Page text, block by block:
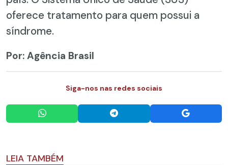
oferece tratamento para quem possui a
síndrome.
Por: Agência Brasil
Siga-nos nas redes sociais
LEIA TAMBÉM